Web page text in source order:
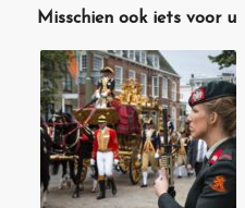
Misschien ook iets voor u